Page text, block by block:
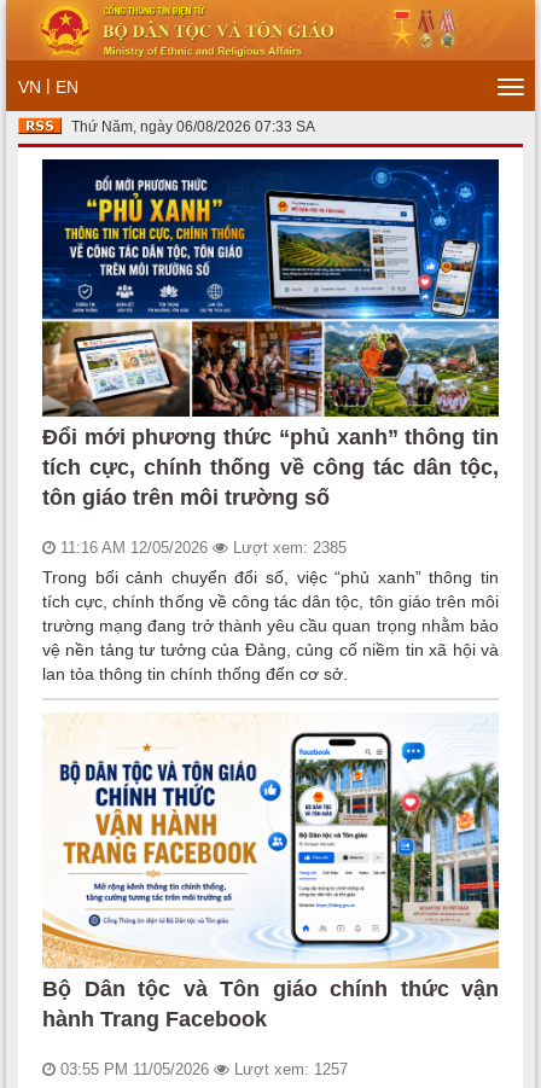
VN | EN
Thứ Năm, ngày 06/08/2026 07:33 SA
Đổi mới phương thức “phủ xanh” thông tin
tích cực, chính thống về công tác dân tộc,
tôn giáo trên môi trường số
11:16 AM 12/05/2026 Lượt xem: 2385
Trong bối cảnh chuyển đổi số, việc “phủ xanh” thông tin
tích cực, chính thống về công tác dân tộc, tôn giáo trên môi
trường mạng đang trở thành yêu cầu quan trọng nhằm bảo
vệ nền tảng tư tưởng của Đảng, củng cố niềm tin xã hội và
lan tỏa thông tin chính thống đến cơ sở.
Bộ Dân tộc và Tôn giáo chính thức vận
hành Trang Facebook
03:55 PM 11/05/2026 Lượt xem: 1257